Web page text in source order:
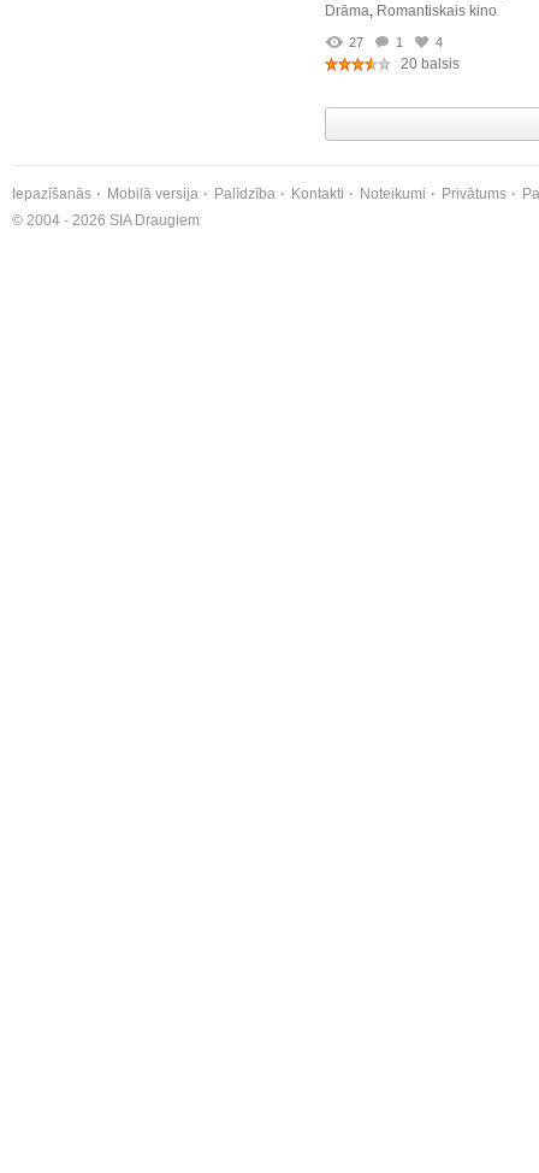
Drāma, Romantiskais kino
27 1 4
20 balsis
Iepazīšanās Mobilā versija Palīdzība Kontakti Noteikumi Privātums
© 2004 - 2026 SIA Draugiem